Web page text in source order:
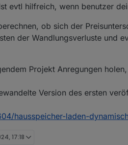
evtl hilfreich, wenn benutzer
ob sich der
der Wandlungsverluste und
Projekt Anregungen
Version des ersten
hausspeicher-laden-
17:18